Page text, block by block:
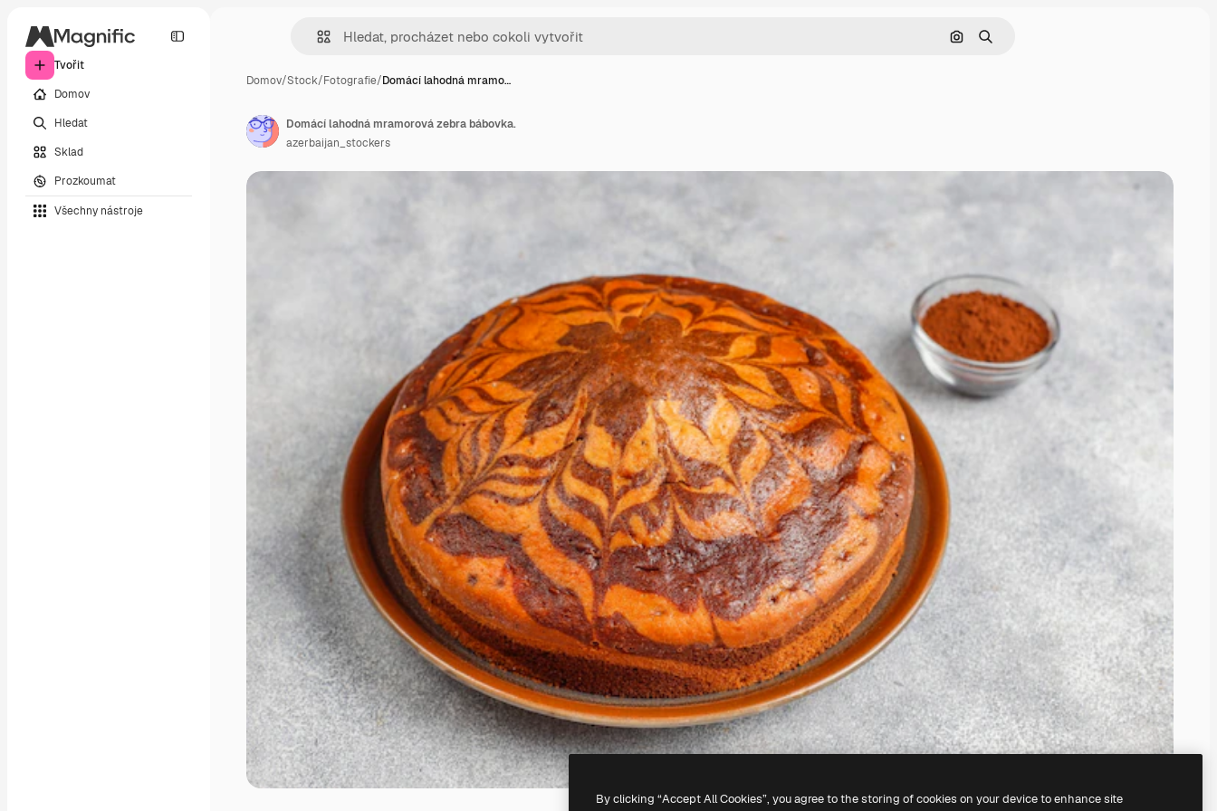
Tvořit
Domov
Hledat
Sklad
Prozkoumat
Všechny nástroje
Hledat podle obrázku
Hledat
Domov/Stock/Fotografie/Domácí lahodná mramo…
Domácí lahodná mramorová zebra bábovka.
azerbaijan_stockers
By clicking “Accept All Cookies”, you agree to the storing of cookies on your device to enhance site